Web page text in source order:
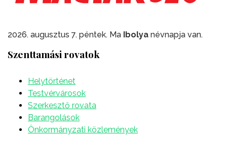
2026. augusztus 7. péntek. Ma Ibolya névnapja van.
Szenttamási rovatok
Helytörténet
Testvérvárosok
Szerkesztő rovata
Barangolások
Önkormányzati közlemények